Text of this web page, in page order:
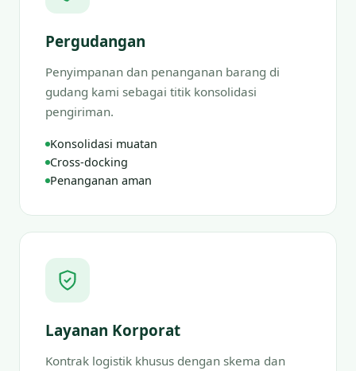
Pergudangan
Penyimpanan dan penanganan barang di
gudang kami sebagai titik konsolidasi
pengiriman.
Konsolidasi muatan
Cross-docking
Penanganan aman
Layanan Korporat
Kontrak logistik khusus dengan skema dan